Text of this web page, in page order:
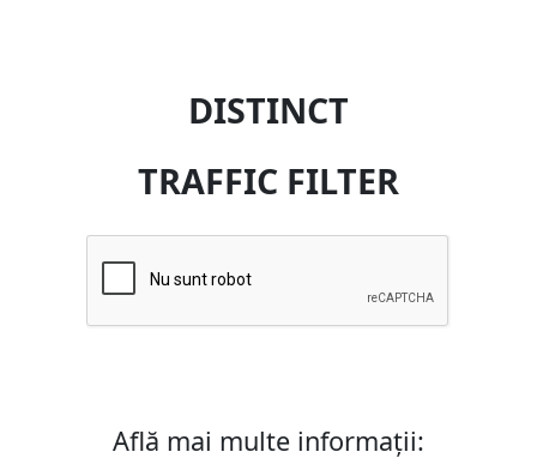
DISTINCT
TRAFFIC FILTER
Află mai multe informații: